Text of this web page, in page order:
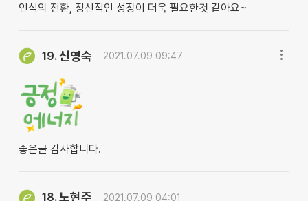
인식의 전환, 정신적인 성장이 더욱 필요한것 같아요~
19.신영숙 2021.07.09 09:47
좋은글 감사합니다.
18.노현주 2021.07.09 04:01